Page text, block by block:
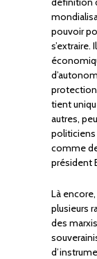
pouvoir
tient
autres,
politiciens
comme
président
Là
plusieurs
des